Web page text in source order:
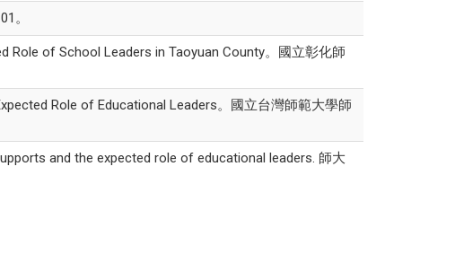
。
Role of School Leaders in Taoyuan County。國立彰化師
Role of Educational Leaders。國立台灣師範大學師
and the expected role of educational leaders. 師大